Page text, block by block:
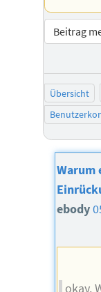
Beitrag
Übersicht
Warum
ebody
okay.